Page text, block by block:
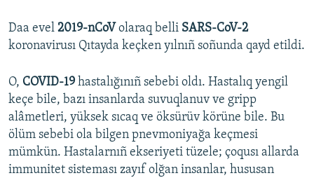
s
s
i
d
d
e
Daa evel 2019-nCoV olaraq belli SARS-CoV-2
koronavirusı Qıtayda keçken yılnıñ soñunda qayd etildi.
O, COVID-19 hastalığınıñ sebebi oldı. Hastalıq yengil
keçe bile, bazı insanlarda suvuqlanuv ve gripp
alâmetleri, yüksek sıcaq ve öksürüv körüne bile. Bu
ölüm sebebi ola bilgen pnevmoniyağa keçmesi
mümkün. Hastalarnıñ ekseriyeti tüzele; çoqusı allarda
immunitet sisteması zayıf olğan insanlar, hususan